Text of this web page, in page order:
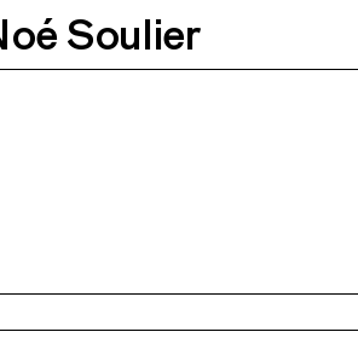
Soulier